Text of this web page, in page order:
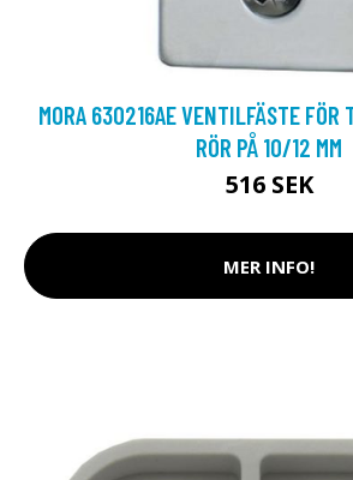
MORA 630216AE VENTILFÄSTE FÖR
RÖR PÅ 10/12 MM
516 SEK
MER INFO!